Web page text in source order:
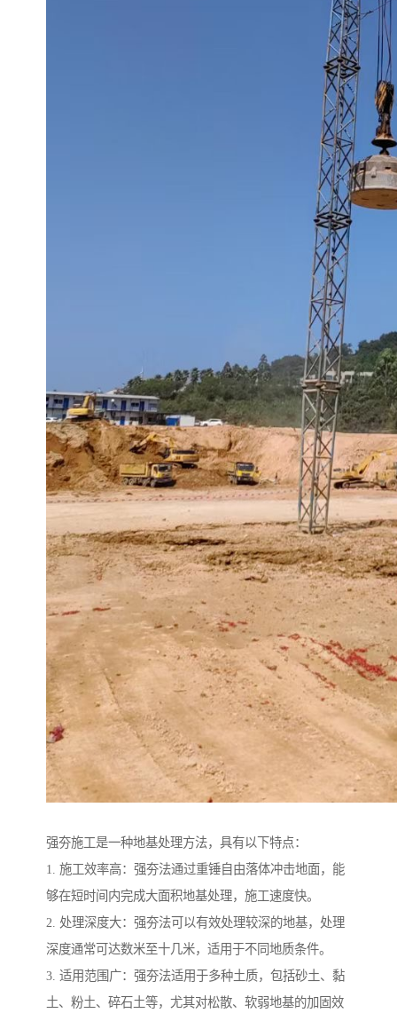
强夯施工是一种地基处理方法，具有以下特点：
1. 施工效率高：强夯法通过重锤自由落体冲击地面，能
够在短时间内完成大面积地基处理，施工速度快。
2. 处理深度大：强夯法可以有效处理较深的地基，处理
深度通常可达数米至十几米，适用于不同地质条件。
3. 适用范围广：强夯法适用于多种土质，包括砂土、黏
土、粉土、碎石土等，尤其对松散、软弱地基的加固效